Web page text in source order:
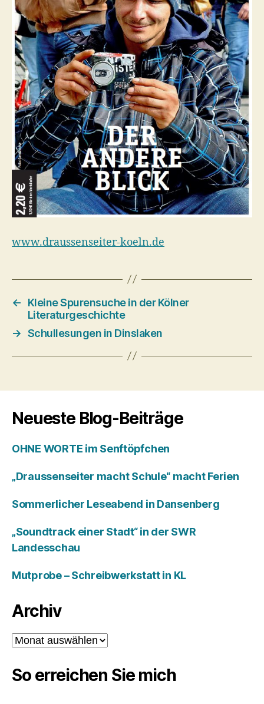
www.draussenseiter-koeln.de
←
Kleine Spurensuche in der Kölner
Literaturgeschichte
→ Schullesungen in Dinslaken
Neueste Blog-Beiträge
OHNE WORTE im Senftöpfchen
„Draussenseiter macht Schule“ macht Ferien
Sommerlicher Leseabend in Dansenberg
„Soundtrack einer Stadt“ in der SWR
Landesschau
Mutprobe – Schreibwerkstatt in KL
Archiv
Archiv
So erreichen Sie mich